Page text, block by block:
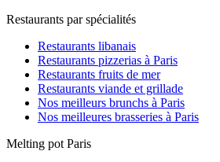
Restaurants par spécialités
Restaurants libanais
Restaurants pizzerias à Paris
Restaurants fruits de mer
Restaurants viande et grillade
Nos meilleurs brunchs à Paris
Nos meilleures brasseries à Paris
Melting pot Paris